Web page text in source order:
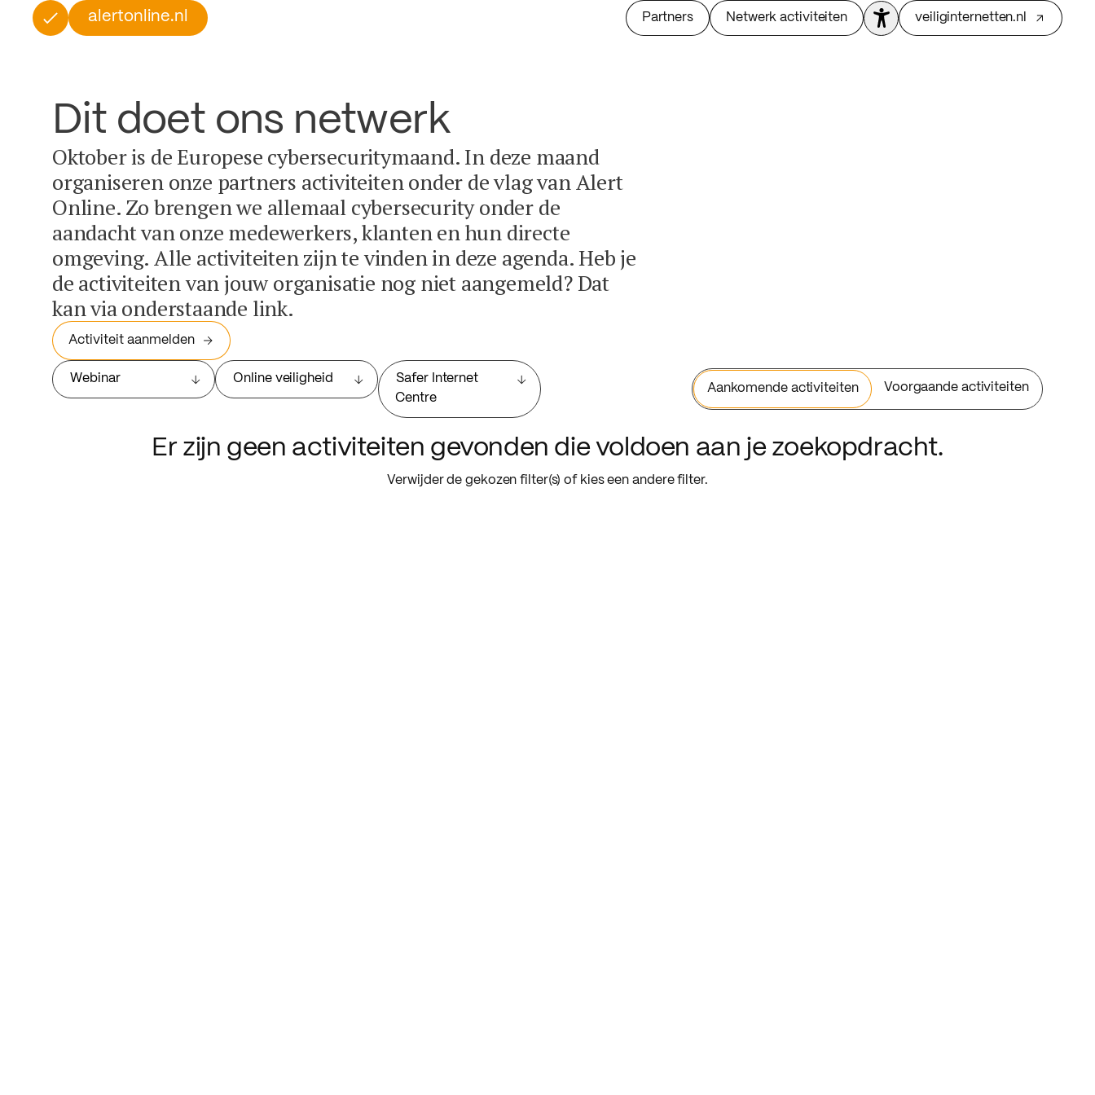
alertonline.nl Partners Netwerk activiteiten veiliginternetten.nl
Dit doet ons netwerk
Oktober is de Europese cybersecuritymaand. In deze maand
organiseren onze partners activiteiten onder de vlag van Alert
Online. Zo brengen we allemaal cybersecurity onder de
aandacht van onze medewerkers, klanten en hun directe
omgeving. Alle activiteiten zijn te vinden in deze agenda. Heb je
de activiteiten van jouw organisatie nog niet aangemeld? Dat
kan via onderstaande link.
Activiteit aanmelden
Webinar Online veiligheid
Safer Internet
Centre
Aankomende activiteiten Voorgaande activiteiten
Er zijn geen activiteiten gevonden die voldoen aan je zoekopdracht.
Verwijder de gekozen filter(s) of kies een andere filter.